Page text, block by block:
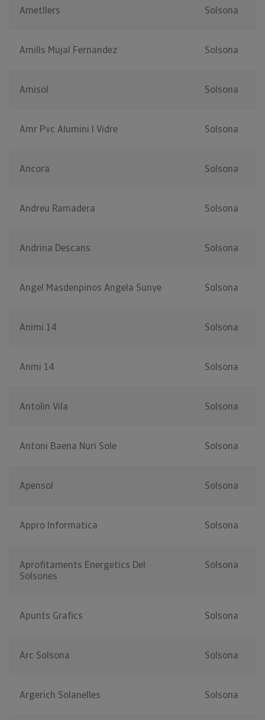
Ametllers Solsona
Amills Mujal Fernandez Solsona
Amisol Solsona
Amr Pvc Alumini I Vidre Solsona
Ancora Solsona
Andreu Ramadera Solsona
Andrina Descans Solsona
Angel Masdenpinos Angela Sunye Solsona
Animi 14 Solsona
Anmi 14 Solsona
Antolin Vila Solsona
Antoni Baena Nuri Sole Solsona
Apensol Solsona
Appro Informatica Solsona
Aprofitaments Energetics Del
Solsones
Solsona
Apunts Grafics Solsona
Arc Solsona Solsona
Argerich Solanelles Solsona